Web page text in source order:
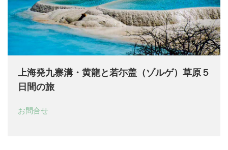
上海発九寨溝・黄龍と若尓盖（ゾルゲ）草原５
日間の旅
お問合せ